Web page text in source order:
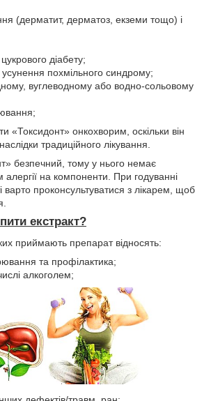
(дерматит, дерматоз, екземи тощо) і
діабету;
похмільного синдрому;
вуглеводному або водно-сольовому
«Токсидонт» онкохворим, оскільки він
традиційного лікування.
безпечний, тому у нього немає
алергії на компоненти. При годуванні
варто проконсультуватися з лікарем, щоб
екстракт?
приймають препарат відносять:
та профілактика;
алкоголем;